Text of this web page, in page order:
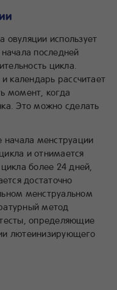
овуляции использует
последней
цикла.
календарь рассчитает
момент, когда
Это можно сделать
начала менструации
и отнимается
более 24 дней,
достаточно
менструальном
метод
определяющие
лютеинизирующего